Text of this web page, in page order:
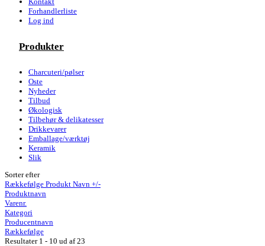
Forhandlerliste
Log ind
Produkter
Charcuteri/pølser
Oste
Nyheder
Tilbud
Økologisk
Tilbehør & delikatesser
Drikkevarer
Emballage/værktøj
Keramik
Slik
Sorter efter
Rækkefølge Produkt Navn +/-
Produktnavn
Varenr.
Kategori
Producentnavn
Rækkefølge
Resultater 1 - 10 ud af 23